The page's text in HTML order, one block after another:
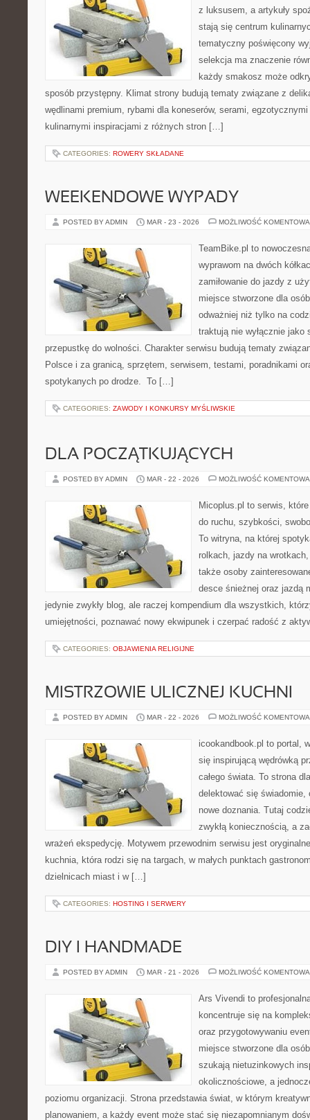
z luksusem, a artykuły
stają się centrum
tematyczny poświęcony
selekcja ma znaczenie
każdy smakosz może
sposób przystępny. Klimat strony budują tematy związane z
wędlinami premium, rybami dla koneserów, serami, egzotycznymi
kulinarnymi inspiracjami z różnych stron […]
CATEGORIES: ROWERY SKŁADANE
WEEKENDOWE WYPADY
POSTED BY ADMIN MAR - 23 - 2026 MOŻLIWOŚĆ
TeamBike.pl to
wyprawom na dwóch
zamiłowanie do jazdy z
miejsce stworzone dla
odważniej niż tylko na
traktują nie wyłącznie
przepustkę do wolności. Charakter serwisu budują tematy
Polsce i za granicą, sprzętem, serwisem, testami, poradnikami
spotykanych po drodze. To […]
CATEGORIES: ZAWODY I KONKURSY MYŚLIWSKIE
DLA POCZĄTKUJĄCYCH
POSTED BY ADMIN MAR - 22 - 2026 MOŻLIWOŚĆ
Micoplus.pl to serwis,
do ruchu, szybkości,
To witryna, na której
rolkach, jazdy na
także osoby
desce śnieżnej oraz jazdą
jedynie zwykły blog, ale raczej kompendium dla wszystkich,
umiejętności, poznawać nowy ekwipunek i czerpać radość z
CATEGORIES: OBJAWIENIA RELIGIJNE
MISTRZOWIE ULICZNEJ KUCHNI
POSTED BY ADMIN MAR - 22 - 2026 MOŻLIWOŚĆ
icookandbook.pl to portal,
się inspirującą wędrówką
całego świata. To strona
delektować się
nowe doznania. Tutaj
zwykłą koniecznością, a
wrażeń ekspedycję. Motywem przewodnim serwisu jest
kuchnia, która rodzi się na targach, w małych punktach
dzielnicach miast i w […]
CATEGORIES: HOSTING I SERWERY
DIY I HANDMADE
POSTED BY ADMIN MAR - 21 - 2026 MOŻLIWOŚĆ
Ars Vivendi to
koncentruje się na
oraz przygotowywaniu
miejsce stworzone dla
szukają nietuzinkowych
okolicznościowe, a
poziomu organizacji. Strona przedstawia świat, w którym
planowaniem, a każdy event może stać się niezapomnianym